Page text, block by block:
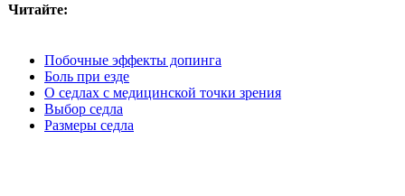
Читайте:
Побочные эффекты допинга
Боль при езде
О седлах с медицинской точки зрения
Выбор седла
Размеры седла